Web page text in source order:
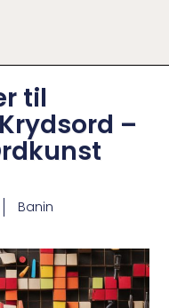
til
–
Banin